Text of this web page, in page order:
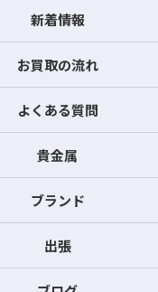
新着情報
お買取の流れ
よくある質問
貴金属
ブランド
出張